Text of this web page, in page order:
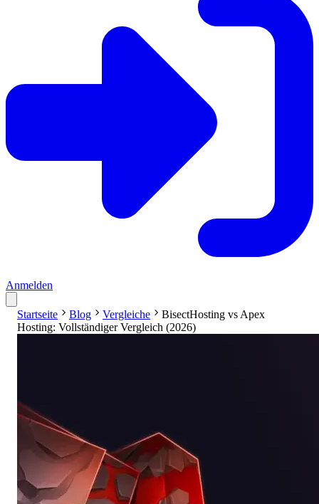
Anmelden
Startseite Blog Vergleiche
BisectHosting vs Apex
Hosting: Vollständiger Vergleich (2026)